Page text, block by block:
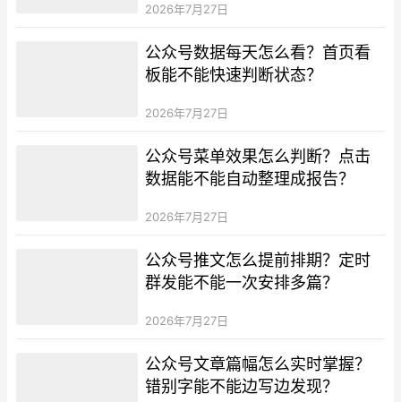
2026年7月27日
公众号数据每天怎么看？首页看
板能不能快速判断状态？
2026年7月27日
公众号菜单效果怎么判断？点击
数据能不能自动整理成报告？
2026年7月27日
公众号推文怎么提前排期？定时
群发能不能一次安排多篇？
2026年7月27日
公众号文章篇幅怎么实时掌握？
错别字能不能边写边发现？